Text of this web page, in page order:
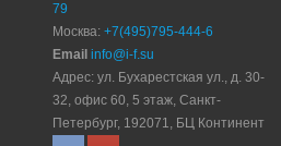
79
Москва: +7(495)795-444-6
Email info@i-f.su
Адрес: ул. Бухарестская ул., д. 30-
32, офис 60, 5 этаж, Санкт-
Петербург, 192071, БЦ Континент